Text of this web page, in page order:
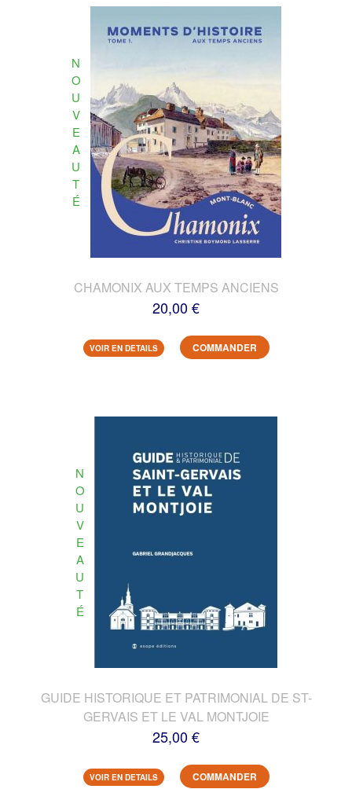
N
O
U
V
E
A
U
T
É
CHAMONIX AUX TEMPS ANCIENS
20,00 €
VOIR EN DETAILS COMMANDER
N
O
U
V
E
A
U
T
É
GUIDE HISTORIQUE ET PATRIMONIAL DE ST-
GERVAIS ET LE VAL MONTJOIE
25,00 €
VOIR EN DETAILS COMMANDER